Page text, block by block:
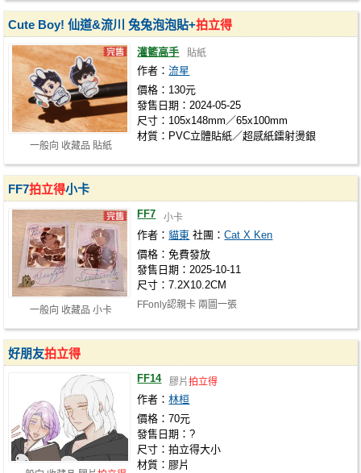
一般向 收藏品 貼紙
Cute Boy! 仙道&流川 兔兔泡泡貼+拍立得
灌籃高手 貼紙
作者：流星
價格：130元
發售日期：2024-05-25
尺寸：105x148mm／65x100mm
材質：PVC立體貼紙／超感紙鐳射燙銀
一般向 收藏品 小卡
FF7拍立得小卡
FF7 小卡
作者：貓東 社團：Cat X Ken
價格：免費發放
發售日期：2025-10-11
尺寸：7.2X10.2CM
FFonly認親卡 兩圖一張
好朋友拍立得
FF14 膠片拍立得
作者：林桓
價格：70元
發售日期：?
尺寸：拍立得大小
材質：膠片